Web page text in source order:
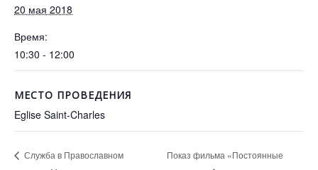
20 мая 2018
Время:
10:30 - 12:00
МЕСТО ПРОВЕДЕНИЯ
Eglise Saint-Charles
Служба в Православном
Показ фильма «Постоянные